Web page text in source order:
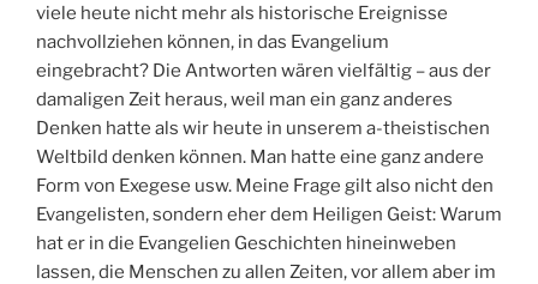
viele heute nicht mehr als historische Ereignisse
nachvollziehen können, in das Evangelium
eingebracht? Die Antworten wären vielfältig – aus der
damaligen Zeit heraus, weil man ein ganz anderes
Denken hatte als wir heute in unserem a-theistischen
Weltbild denken können. Man hatte eine ganz andere
Form von Exegese usw. Meine Frage gilt also nicht den
Evangelisten, sondern eher dem Heiligen Geist: Warum
hat er in die Evangelien Geschichten hineinweben
lassen, die Menschen zu allen Zeiten, vor allem aber im